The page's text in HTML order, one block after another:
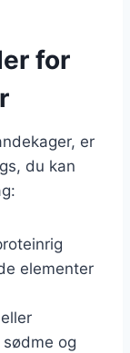
for
er
du kan
elementer
og